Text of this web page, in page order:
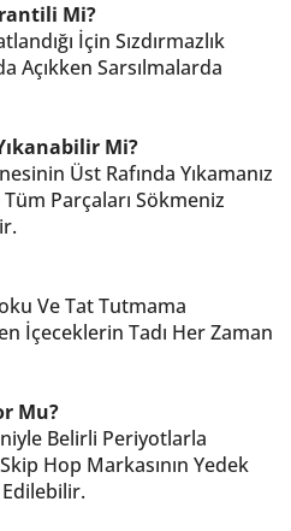
Mi?
İçin Sızdırmazlık
Açıkken Sarsılmalarda
Mi?
Üst Rafında Yıkamanız
Parçaları Sökmeniz
Ve Tat Tutmama
İçeceklerin Tadı Her Zaman
Mu?
Belirli Periyotlarla
Hop Markasının Yedek